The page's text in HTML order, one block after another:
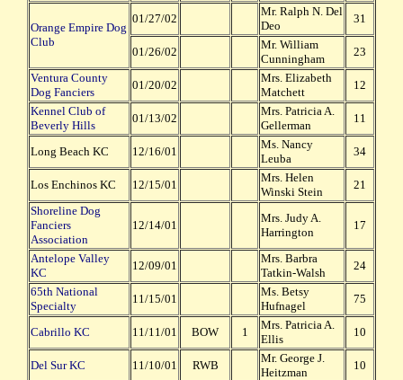
Orange Empire Dog
Club
01/27/02
Mr. Ralph N. Del
Deo
31
01/26/02
Mr. William
Cunningham
23
Ventura County
Dog Fanciers
01/20/02
Mrs. Elizabeth
Matchett
12
Kennel Club of
Beverly Hills
01/13/02
Mrs. Patricia A.
Gellerman
11
Long Beach KC 12/16/01
Ms. Nancy
Leuba
34
Los Enchinos KC 12/15/01
Mrs. Helen
Winski Stein
21
Shoreline Dog
Fanciers
Association
12/14/01
Mrs. Judy A.
Harrington
17
Antelope Valley
KC
12/09/01
Mrs. Barbra
Tatkin-Walsh
24
65th National
Specialty
11/15/01
Ms. Betsy
Hufnagel
75
Cabrillo KC 11/11/01 BOW 1
Mrs. Patricia A.
Ellis
10
Del Sur KC 11/10/01 RWB
Mr. George J.
Heitzman
10